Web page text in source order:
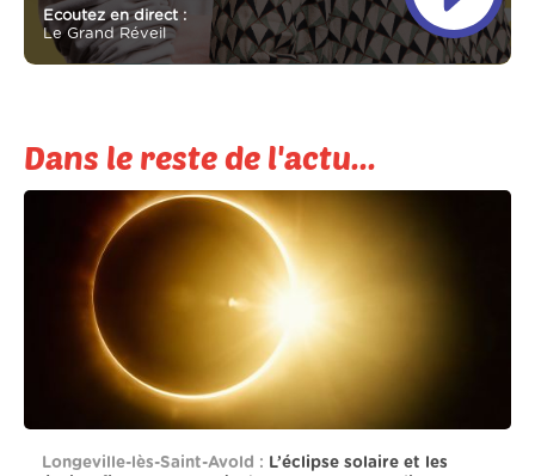
Ecoutez en direct :
Le Grand Réveil
Dans le reste de l'actu...
Longeville-lès-Saint-Avold : L’éclipse solaire et les